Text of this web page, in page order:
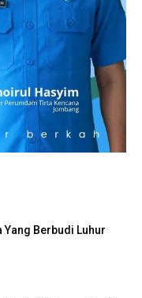
Yang Berbudi Luhur